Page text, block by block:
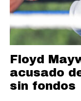
Floyd
acusado
sin fondos